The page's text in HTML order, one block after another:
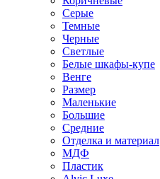
Серые
Темные
Черные
Светлые
Белые шкафы-купе
Венге
Размер
Маленькие
Большие
Средние
Отделка и материал
МДФ
Пластик